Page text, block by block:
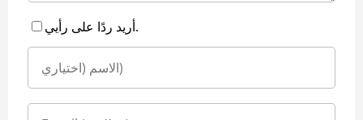
أريد ردًا على رأيي.